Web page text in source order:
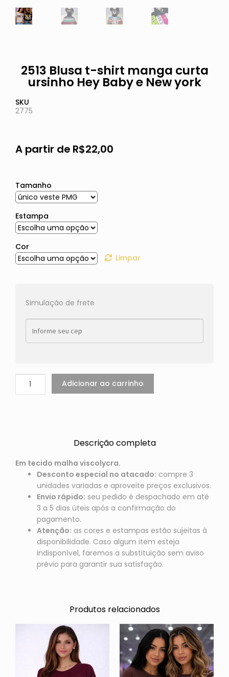
2513 Blusa t-shirt manga curta
ursinho Hey Baby e New york
SKU
2775
A partir de R$22,00
Tamanho
Estampa
Cor
Limpar
Simulação de frete
Adicionar ao carrinho
Descrição completa
Em tecido malha viscolycra.
Desconto especial no atacado: compre 3
unidades variadas e aproveite preços exclusivos.
Envio rápido: seu pedido é despachado em até
3 a 5 dias úteis após a confirmação do
pagamento.
Atenção: as cores e estampas estão sujeitas à
disponibilidade. Caso algum item esteja
indisponível, faremos a substituição sem aviso
prévio para garantir sua satisfação.
Produtos relacionados